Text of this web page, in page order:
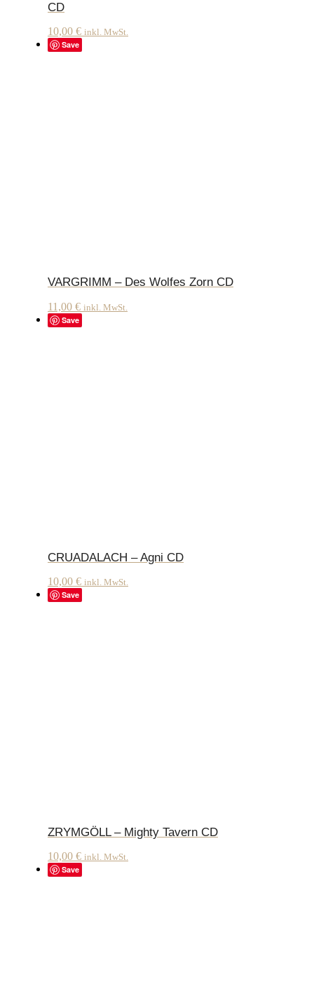
CD
10,00 € inkl. MwSt.
Save
VARGRIMM – Des Wolfes Zorn CD
11,00 € inkl. MwSt.
Save
CRUADALACH – Agni CD
10,00 € inkl. MwSt.
Save
ZRYMGÖLL – Mighty Tavern CD
10,00 € inkl. MwSt.
Save